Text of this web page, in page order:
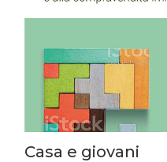
Casa e giovani